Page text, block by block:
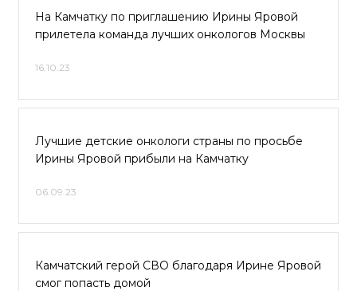
На Камчатку по приглашению Ирины Яровой
прилетела команда лучших онкологов Москвы
16.10.23
Лучшие детские онкологи страны по просьбе
Ирины Яровой прибыли на Камчатку
06.09.23
Камчатский герой СВО благодаря Ирине Яровой
смог попасть домой